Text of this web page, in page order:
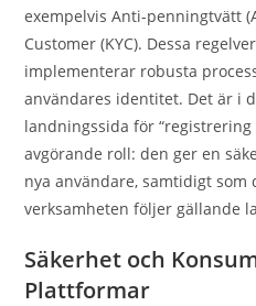
exempelvis Anti-penningtvätt
Customer (KYC). Dessa
implementerar robusta
användares identitet. Det är i
landningssida för “registrering
avgörande roll: den ger en
nya användare, samtidigt
verksamheten följer gällande
Säkerhet och
Plattformar